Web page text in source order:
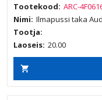
Tootekood: ARC-
Nimi: Ilmapussi taka
Tootja:
Laoseis: 20.00